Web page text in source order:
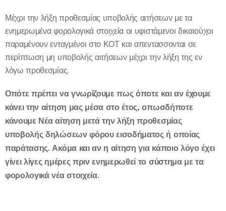
Μέχρι την λήξη προθεσμίας υποβολής αιτήσεων με τα
ενημερωμένα φορολογικά στοιχεία οι υφιστάμενοι δικαιούχοι
παραμένουν ενταγμένοι στο ΚΟΤ και απεντασσονται σε
περίπτωση μη υποβολής αιτήσεων μέχρι την λήξη της εν
λόγω προθεσμίας.
Οπότε πρέπει να γνωρίζουμε πως όποτε και αν έχουμε
κάνει την αίτηση μας μέσα στο έτος, οπωσδήποτε
κάνουμε Νέα αίτηση μετά την λήξη προθεσμίας
υποβολής δηλώσεων φόρου εισοδήματος ή οποίας
παράτασης. Ακόμα και αν η αίτηση για κάποιο λόγο έχει
γίνει λίγες ημέρες πριν ενημερωθεί το σύστημα με τα
φορολογικά νέα στοιχεία.